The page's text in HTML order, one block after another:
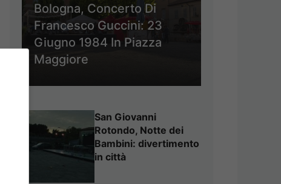
Bologna, Concerto Di
Francesco Guccini: 23
Giugno 1984 In Piazza
Maggiore
San Giovanni
Rotondo, Notte dei
Bambini: divertimento
in città